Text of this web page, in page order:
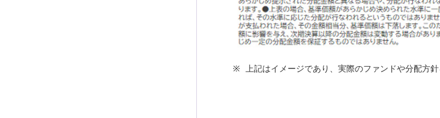
上記はイメージであり、実際のファンドや分配方